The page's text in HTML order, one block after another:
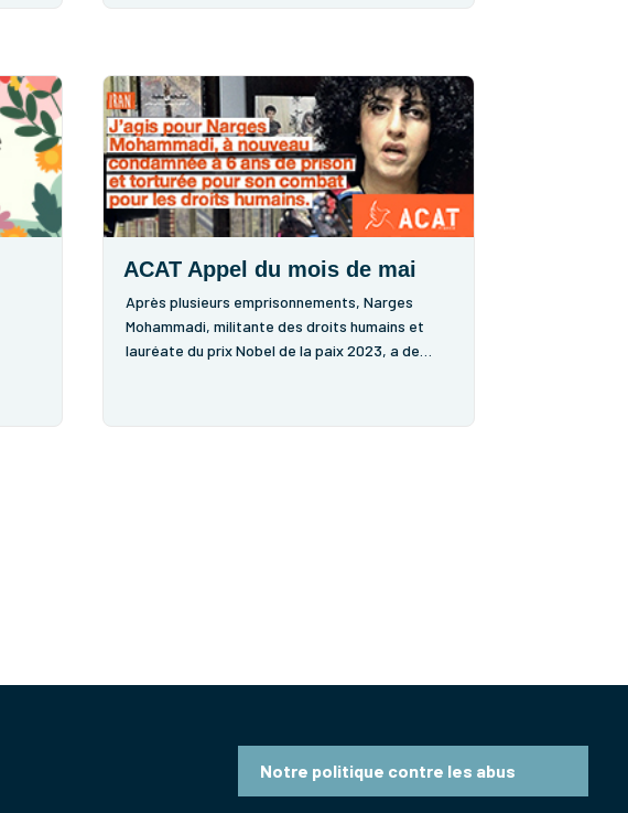
ACAT Appel du mois de mai
Après plusieurs emprisonnements, Narges
Mohammadi, militante des droits humains et
lauréate du prix Nobel de la paix 2023, a de
Notre politique contre les abus